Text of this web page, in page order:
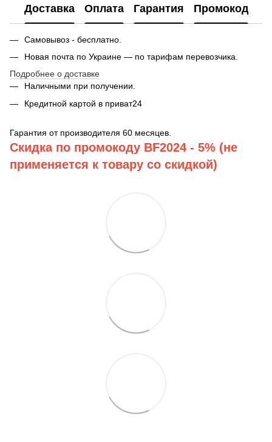
Доставка Оплата Гарантия Промокод
Самовывоз - бесплатно.
Новая почта по Украине — по тарифам перевозчика.
Подробнее о доставке
Наличными при получении.
Кредитной картой в приват24
Гарантия от производителя 60 месяцев.
Скидка по промокоду BF2024 - 5% (не
применяется к товару со скидкой)